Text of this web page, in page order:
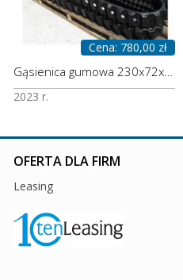
Cena: 780,00 zł
2023 r.
OFERTA DLA FIRM
Leasing